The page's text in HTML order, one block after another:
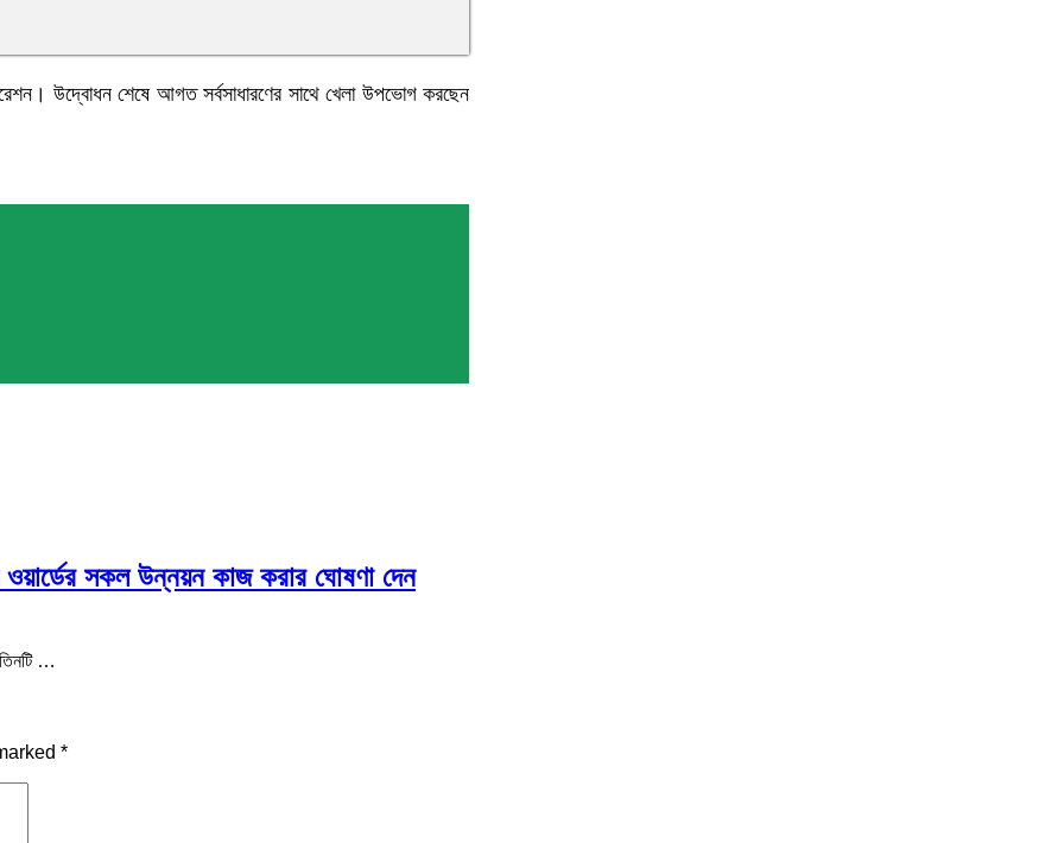
উদ্বোধন শেষে আগত সর্বসাধারণের সাথে খেলা উপভোগ করছেন
ওয়ার্ডের সকল উন্নয়ন কাজ করার ঘোষণা দেন
তিনটি …
*